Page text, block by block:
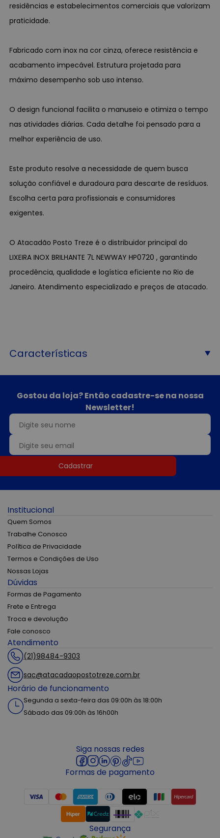
residências e estabelecimentos comerciais que valorizam
praticidade.
Fabricado com inox na cor cinza, oferece resistência e
acabamento impecável. Estrutura projetada para
máximo desempenho sob uso intenso.
O design funcional facilita o manuseio e otimiza o tempo
nas atividades diárias. Cada detalhe foi pensado para a
melhor experiência de uso.
Este produto resolve a necessidade de quem busca
solução confiável e duradoura para descarte de resíduos.
Escolha certa para profissionais e consumidores
exigentes.
O Atacadão Posto Treze é o distribuidor principal do
LIXEIRA INOX BRILHANTE 7L NEWWAY HP0720 , garantindo
procedência, qualidade e logística eficiente no Rio de
Janeiro. Atendimento especializado e preços de atacado.
Características
Gostou da loja? Então cadastre-se na nossa
Newsletter!
Cadastrar
Institucional
Quem Somos
Trabalhe Conosco
Política de Privacidade
Termos e Condições de Uso
Nossas Lojas
Dúvidas
Formas de Pagamento
Frete e Entrega
Troca e devolução
Fale conosco
Atendimento
(21)98484-9303
sac@atacadaopostotreze.com.br
Horário de funcionamento
Segunda a sexta-feira das 09:00h às 18:00h
Sábado das 09:00h às 16h00h
Siga nossas redes
Formas de pagamento
Segurança